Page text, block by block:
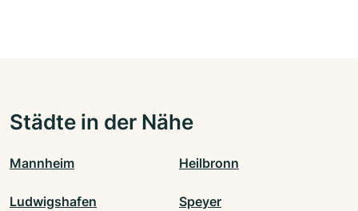
Städte in der Nähe
Mannheim Heilbronn
Ludwigshafen Speyer